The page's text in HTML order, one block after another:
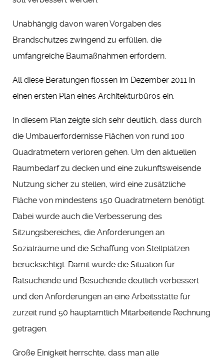
Unabhängig davon waren Vorgaben des
Brandschutzes zwingend zu erfüllen, die
umfangreiche Baumaßnahmen erfordern.
All diese Beratungen flossen im Dezember 2011 in
einen ersten Plan eines Architekturbüros ein.
In diesem Plan zeigte sich sehr deutlich, dass durch
die Umbauerfordernisse Flächen von rund 100
Quadratmetern verloren gehen. Um den aktuellen
Raumbedarf zu decken und eine zukunftsweisende
Nutzung sicher zu stellen, wird eine zusätzliche
Fläche von mindestens 150 Quadratmetern benötigt.
Dabei wurde auch die Verbesserung des
Sitzungsbereiches, die Anforderungen an
Sozialräume und die Schaffung von Stellplätzen
berücksichtigt. Damit würde die Situation für
Ratsuchende und Besuchende deutlich verbessert
und den Anforderungen an eine Arbeitsstätte für
zurzeit rund 50 hauptamtlich Mitarbeitende Rechnung
getragen.
Große Einigkeit herrschte, dass man alle